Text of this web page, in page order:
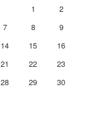
1
2
7 8
9
14 15
16
21 22
23
28 29
30